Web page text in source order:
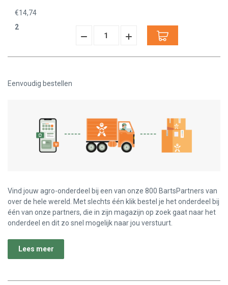
€14,74
2
Hoeveelheid
Verminderen:
Hoeveelheid
verhogen:
Eenvoudig bestellen
Vind jouw agro-onderdeel bij een van onze 800 BartsPartners van
over de hele wereld. Met slechts één klik bestel je het onderdeel bij
één van onze partners, die in zijn magazijn op zoek gaat naar het
onderdeel en dit zo snel mogelijk naar jou verstuurt.
Lees meer